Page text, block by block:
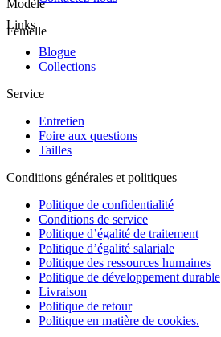
Modèle
Femelle
Links
Blogue
Collections
Service
Entretien
Foire aux questions
Tailles
Conditions générales et politiques
Politique de confidentialité
Conditions de service
Politique d’égalité de traitement
Politique d’égalité salariale
Politique des ressources humaines
Politique de développement durable
Livraison
Politique de retour
Politique en matière de cookies.